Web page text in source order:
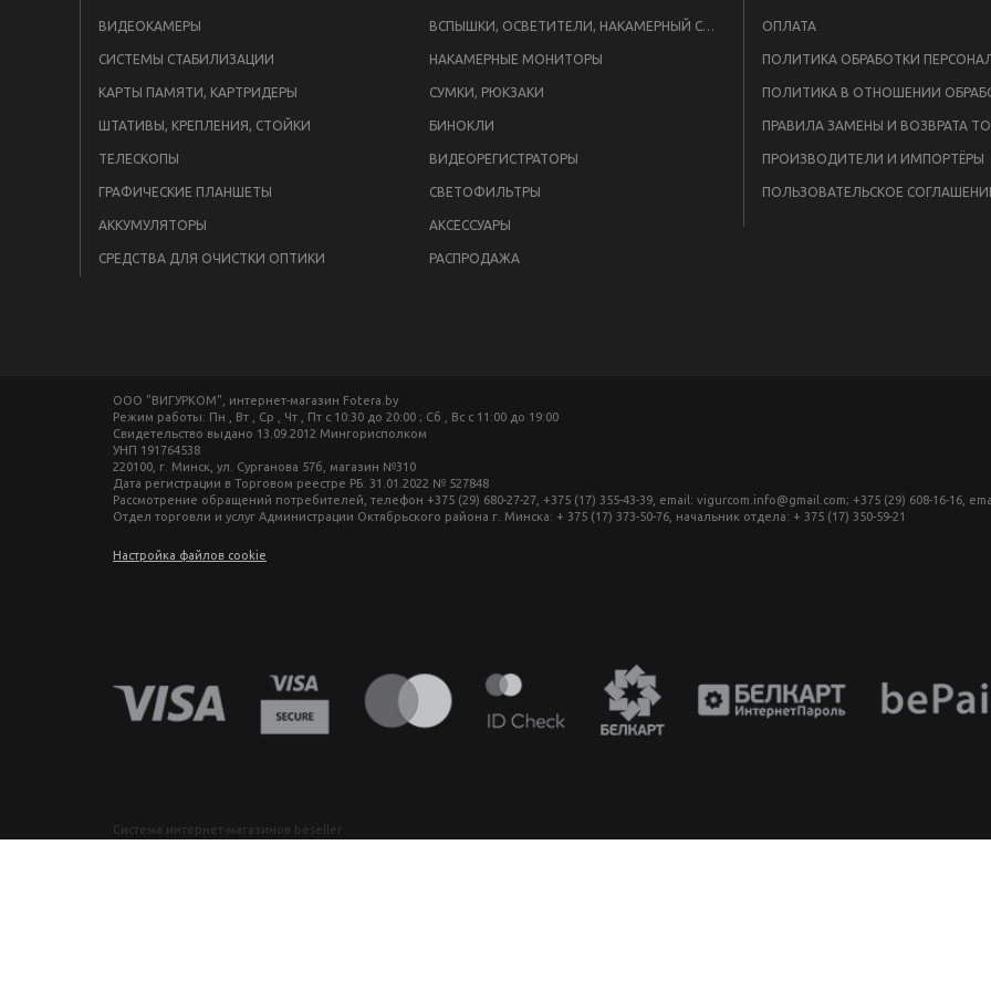
ВИДЕОКАМЕРЫ ВСПЫШКИ, ОСВЕТИТЕЛИ, НАКАМЕРНЫЙ СВЕТ
СИСТЕМЫ СТАБИЛИЗАЦИИ НАКАМЕРНЫЕ МОНИТОРЫ
КАРТЫ ПАМЯТИ, КАРТРИДЕРЫ СУМКИ, РЮКЗАКИ
ШТАТИВЫ, КРЕПЛЕНИЯ, СТОЙКИ БИНОКЛИ
ТЕЛЕСКОПЫ ВИДЕОРЕГИСТРАТОРЫ
ГРАФИЧЕСКИЕ ПЛАНШЕТЫ СВЕТОФИЛЬТРЫ
АККУМУЛЯТОРЫ АКСЕССУАРЫ
СРЕДСТВА ДЛЯ ОЧИСТКИ ОПТИКИ РАСПРОДАЖА
ОПЛАТА
ПРАВИЛА ЗАМЕНЫ И ВОЗВРАТА
ПРОИЗВОДИТЕЛИ И ИМПОРТЁРЫ
ПОЛЬЗОВАТЕЛЬСКОЕ
ООО "ВИГУРКОМ", интернет-магазин Fotera.by
Режим работы: Пн , Вт , Ср , Чт , Пт c 10:30 до 20:00 ; Сб , Вс c 11:00 до 19:00
Свидетельство выдано 13.09.2012 Мингорисполком
УНП 191764538
220100, г. Минск, ул. Сурганова 57б, магазин №310
Дата регистрации в Торговом реестре РБ: 31.01.2022 № 527848
Рассмотрение обращений потребителей, телефон +375 (29) 680-27-27, +375 (17) 355-43-39, email: vigurcom.info@gmail.com; +375 (29) 608-16-16,
Отдел торговли и услуг Администрации Октябрьского района г. Минска: + 375 (17) 373-50-76, начальник отдела: + 375 (17) 350-59-21
Настройка файлов cookie
Система интернет-магазинов beseller